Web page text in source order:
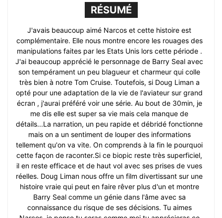
RÉSUMÉ
J'avais beaucoup aimé Narcos et cette histoire est
complémentaire. Elle nous montre encore les rouages des
manipulations faites par les Etats Unis lors cette période .
J'ai beaucoup apprécié le personnage de Barry Seal avec
son tempérament un peu blagueur et charmeur qui colle
très bien à notre Tom Cruise. Toutefois, si Doug Liman a
opté pour une adaptation de la vie de l'aviateur sur grand
écran , j'aurai préféré voir une série. Au bout de 30min, je
me dis elle est super sa vie mais cela manque de
détails...La narration, un peu rapide et débridé fonctionne
mais on a un sentiment de louper des informations
tellement qu'on va vite. On comprends à la fin le pourquoi
cette façon de raconter.Si ce biopic reste très superficiel,
il en reste efficace et de haut vol avec ses prises de vues
réelles. Doug Liman nous offre un film divertissant sur une
histoire vraie qui peut en faire rêver plus d'un et montre
Barry Seal comme un génie dans l'âme avec sa
connaissance du risque de ses décisions. Tu aimes